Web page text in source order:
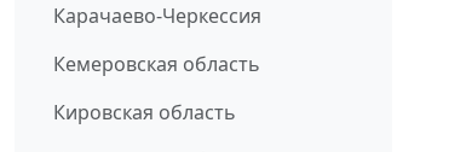
Карачаево-Черкессия
Кемеровская область
Кировская область